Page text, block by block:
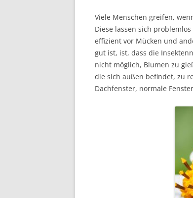
Viele Menschen greifen,
Diese lassen sich
effizient vor Mücken und
gut ist, ist, dass die
nicht möglich, Blumen zu
die sich außen befindet, zu
Dachfenster, normale